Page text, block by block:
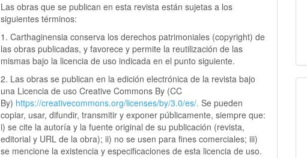
Las obras que se publican en esta revista están sujetas a los
siguientes términos:
1. Carthaginensia conserva los derechos patrimoniales (copyright) de
las obras publicadas, y favorece y permite la reutilización de las
mismas bajo la licencia de uso indicada en el punto siguiente.
2. Las obras se publican en la edición electrónica de la revista bajo
una Licencia de uso Creative Commons By (CC
By) https://creativecommons.org/licenses/by/3.0/es/.Se pueden
copiar, usar, difundir, transmitir y exponer públicamente, siempre que:
i) se cite la autoría y la fuente original de su publicación (revista,
editorial y URL de la obra); ii) no se usen para fines comerciales; iii)
se mencione la existencia y especificaciones de esta licencia de uso.